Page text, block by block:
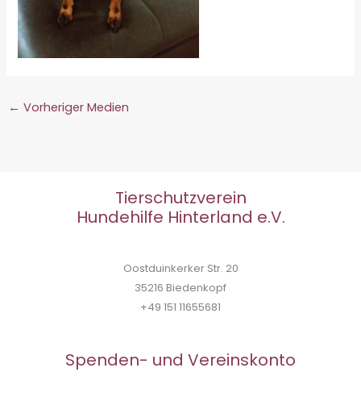
← Vorheriger Medien
Tierschutzverein
Hundehilfe Hinterland e.V.
Oostduinkerker Str. 20
35216 Biedenkopf
+49 151 11655681
Spenden- und Vereinskonto